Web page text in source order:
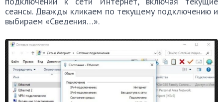
сеансы. Дважды кликаем по текущему подключению и
выбираем «Сведения…».